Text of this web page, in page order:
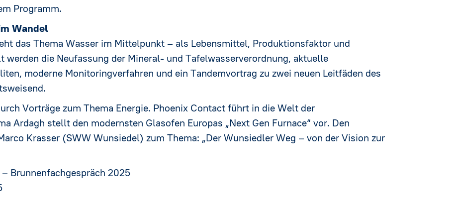
Programm.
Wandel
das Thema Wasser im Mittelpunkt – als Lebensmittel, Produktionsfaktor und
werden die Neufassung der Mineral- und Tafelwasserverordnung, aktuelle
moderne Monitoringverfahren und ein Tandemvortrag zu zwei neuen Leitfäden des
Vorträge zum Thema Energie. Phoenix Contact führt in die Welt der
Ardagh stellt den modernsten Glasofen Europas „Next Gen Furnace“ vor. Den
Krasser (SWW Wunsiedel) zum Thema: „Der Wunsiedler Weg – von der Vision zur
Brunnenfachgespräch 2025